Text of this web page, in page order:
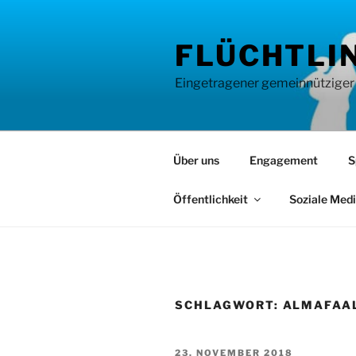
Eingetragener
Über uns Engagement
Öffentlichkeit Soziale
SCHLAGWORT:
VERÖFFENTLICHT
23. NOVEMBER 2018